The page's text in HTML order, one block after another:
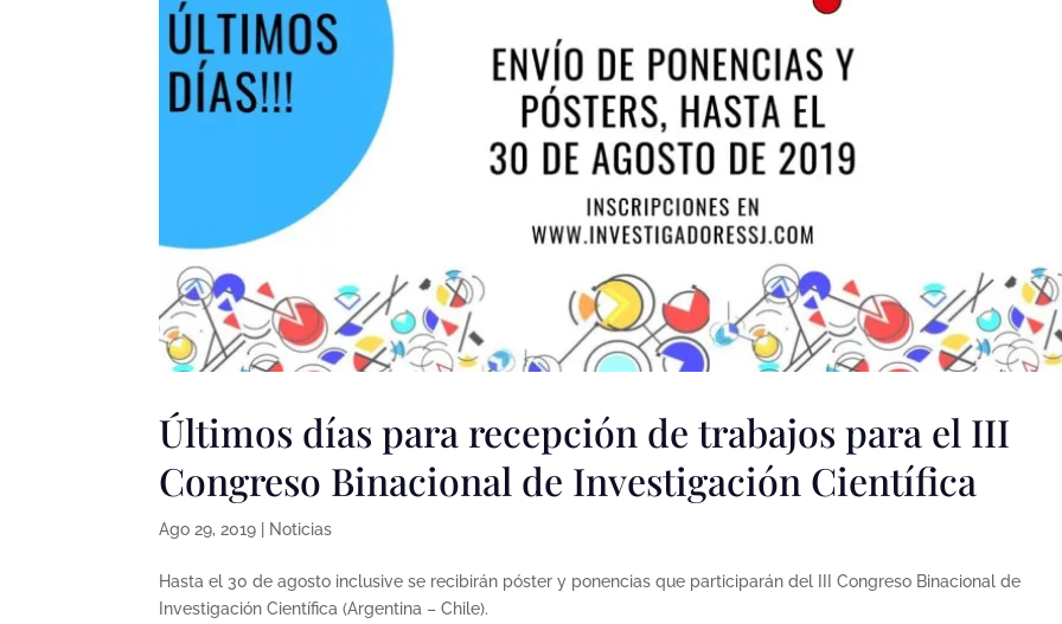
Últimos días para recepción de trabajos para el III
Congreso Binacional de Investigación Científica
Ago 29, 2019 | Noticias
Hasta el 30 de agosto inclusive se recibirán póster y ponencias que participarán del III Congreso Binacional de
Investigación Científica (Argentina – Chile).